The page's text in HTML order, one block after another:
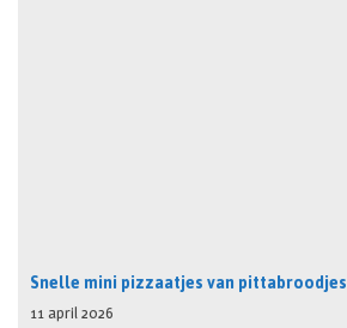
Snelle mini pizzaatjes van pittabroodjes
11 april 2026